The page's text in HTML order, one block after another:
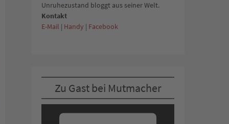
Unruhezustand bloggt aus seiner Welt.
Kontakt
E-Mail | Handy | Facebook
Zu Gast bei Mutmacher